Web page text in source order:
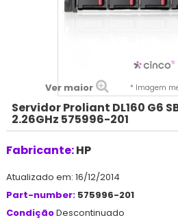
Ver maior * Imagem
Servidor Proliant DL160 G6
2.26GHz 575996-201
Fabricante:HP
Atualizado em: 16/12/2014
Part-number: 575996-201
CondiçãoDescontinuado